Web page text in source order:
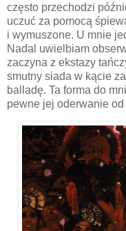
często przechodzi
uczuć za pomocą
i wymuszone. U mnie
Nadal uwielbiam
zaczyna z ekstazy
smutny siada w kącie
balladę. Ta forma do
pewne jej oderwanie